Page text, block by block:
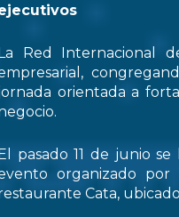
Red Internacional
orientada a
pasado 11 de junio
organizado
Cata,